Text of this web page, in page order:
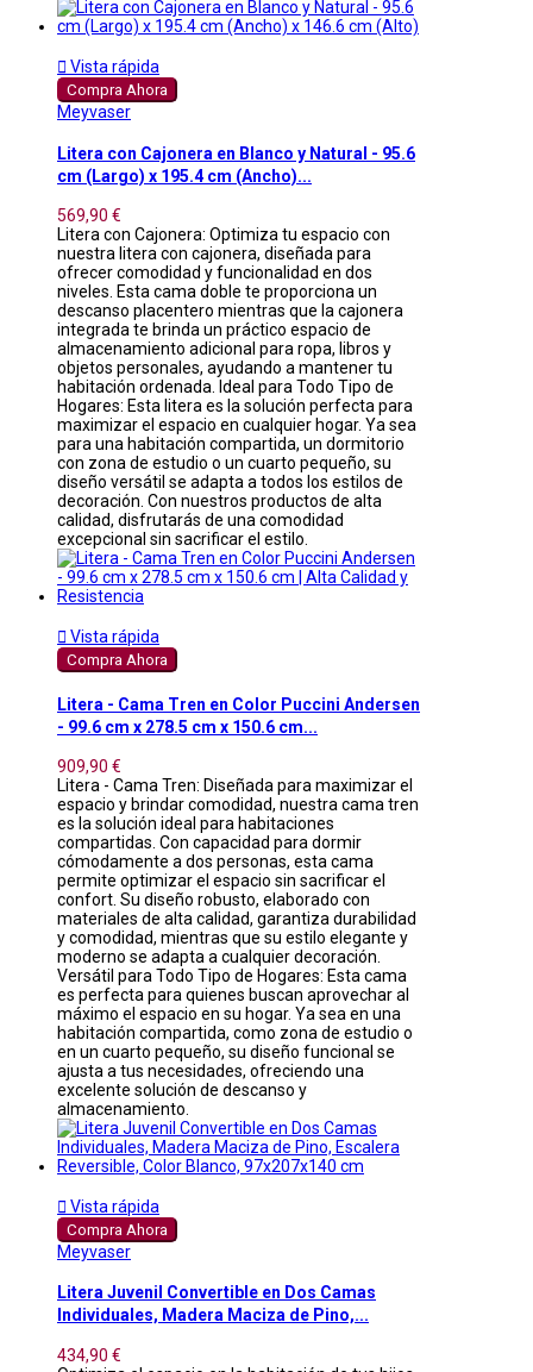
 Vista rápida
Compra Ahora
Meyvaser
Litera con Cajonera en Blanco y Natural - 95.6
cm (Largo) x 195.4 cm (Ancho)...
569,90 €
Litera con Cajonera: Optimiza tu espacio con
nuestra litera con cajonera, diseñada para
ofrecer comodidad y funcionalidad en dos
niveles. Esta cama doble te proporciona un
descanso placentero mientras que la cajonera
integrada te brinda un práctico espacio de
almacenamiento adicional para ropa, libros y
objetos personales, ayudando a mantener tu
habitación ordenada. Ideal para Todo Tipo de
Hogares: Esta litera es la solución perfecta para
maximizar el espacio en cualquier hogar. Ya sea
para una habitación compartida, un dormitorio
con zona de estudio o un cuarto pequeño, su
diseño versátil se adapta a todos los estilos de
decoración. Con nuestros productos de alta
calidad, disfrutarás de una comodidad
excepcional sin sacrificar el estilo.
 Vista rápida
Compra Ahora
Litera - Cama Tren en Color Puccini Andersen
- 99.6 cm x 278.5 cm x 150.6 cm...
909,90 €
Litera - Cama Tren: Diseñada para maximizar el
espacio y brindar comodidad, nuestra cama tren
es la solución ideal para habitaciones
compartidas. Con capacidad para dormir
cómodamente a dos personas, esta cama
permite optimizar el espacio sin sacrificar el
confort. Su diseño robusto, elaborado con
materiales de alta calidad, garantiza durabilidad
y comodidad, mientras que su estilo elegante y
moderno se adapta a cualquier decoración.
Versátil para Todo Tipo de Hogares: Esta cama
es perfecta para quienes buscan aprovechar al
máximo el espacio en su hogar. Ya sea en una
habitación compartida, como zona de estudio o
en un cuarto pequeño, su diseño funcional se
ajusta a tus necesidades, ofreciendo una
excelente solución de descanso y
almacenamiento.
 Vista rápida
Compra Ahora
Meyvaser
Litera Juvenil Convertible en Dos Camas
Individuales, Madera Maciza de Pino,...
434,90 €